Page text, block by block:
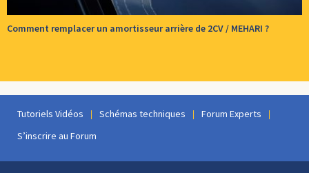
Comment remplacer un amortisseur arrière de 2CV / MEHARI ?
Tutoriels Vidéos Schémas techniques
Forum Experts
S’inscrire au Forum